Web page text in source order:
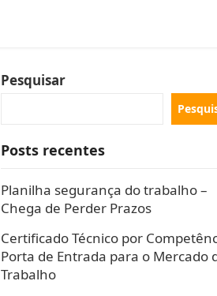
Pesquisar
Posts recentes
Planilha segurança do trabalho –
Chega de Perder Prazos
Certificado Técnico por
Porta de Entrada para o Mercado
Trabalho